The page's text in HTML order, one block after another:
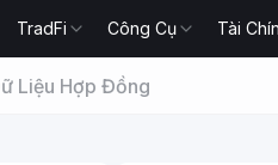
TradFi Công Cụ Tài
Liệu Hợp Đồng